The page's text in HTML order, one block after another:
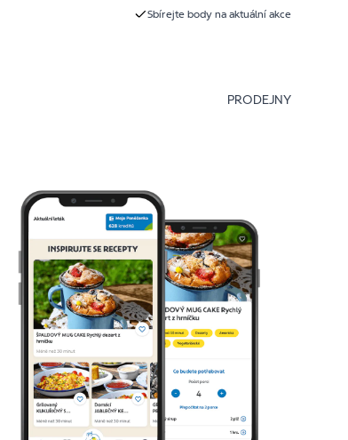
Sbírejte body na aktuální akce
PRODEJNY